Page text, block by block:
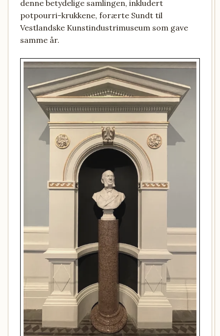
denne betydelige samlingen, inkludert
potpourri-krukkene, forærte Sundt til
Vestlandske Kunstindustrimuseum som gave
samme år.